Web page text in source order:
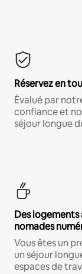
Réservez en
Évalué par
confiance et
séjour longue
Des
nomades
Vous êtes un
un séjour
espaces de